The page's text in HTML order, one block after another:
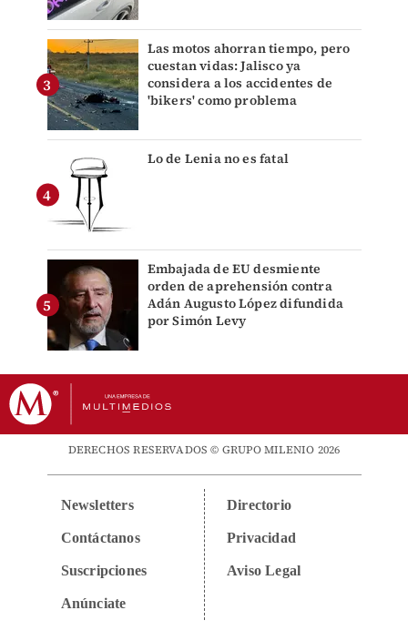
Las motos ahorran tiempo, pero
cuestan vidas: Jalisco ya
considera a los accidentes de
'bikers' como problema
Lo de Lenia no es fatal
Embajada de EU desmiente
orden de aprehensión contra
Adán Augusto López difundida
por Simón Levy
DERECHOS RESERVADOS © GRUPO MILENIO 2026
Newsletters
Contáctanos
Suscripciones
Anúnciate
Directorio
Privacidad
Aviso Legal